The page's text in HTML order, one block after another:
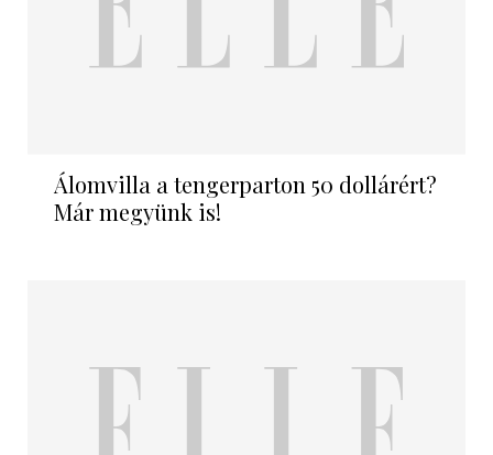
Álomvilla a tengerparton 50 dollárért?
Már megyünk is!